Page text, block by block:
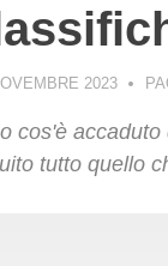
2023
cos'è
tutto quello